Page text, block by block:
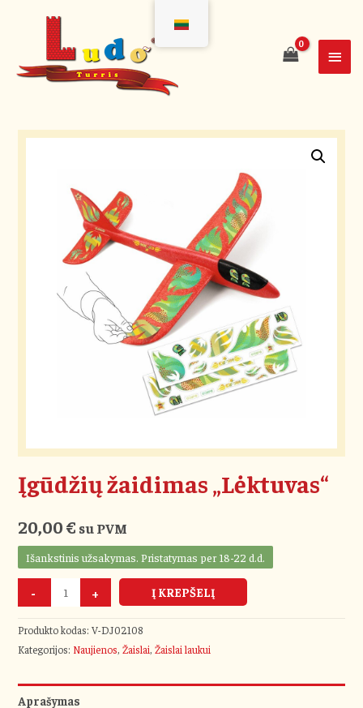
Įgūdžių žaidimas „Lėktuvas“
20,00€ su PVM
Išankstinis užsakymas. Pristatymas per 18-22 d.d.
- + Į KREPŠELĮ
Produkto kodas:V-DJ02108
Kategorijos: Naujienos,Žaislai,Žaislai laukui
Aprašymas